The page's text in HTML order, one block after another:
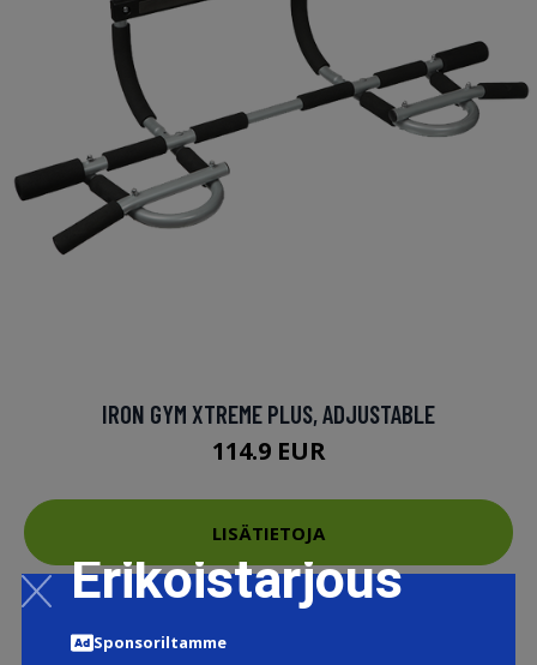
IRON GYM XTREME PLUS, ADJUSTABLE
114.9 EUR
LISÄTIETOJA
Erikoistarjous
Sponsoriltamme